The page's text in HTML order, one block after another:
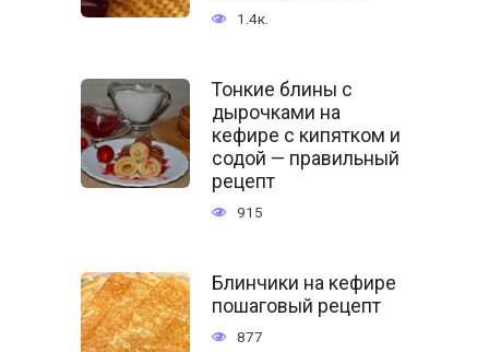
1.4к.
Тонкие блины с
дырочками на
кефире с кипятком и
содой — правильный
рецепт
915
Блинчики на кефире
пошаговый рецепт
877